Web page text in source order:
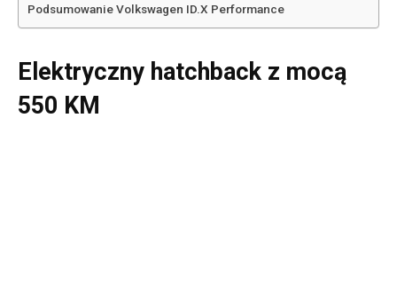
Podsumowanie Volkswagen ID.X Performance
Elektryczny hatchback z mocą
550 KM